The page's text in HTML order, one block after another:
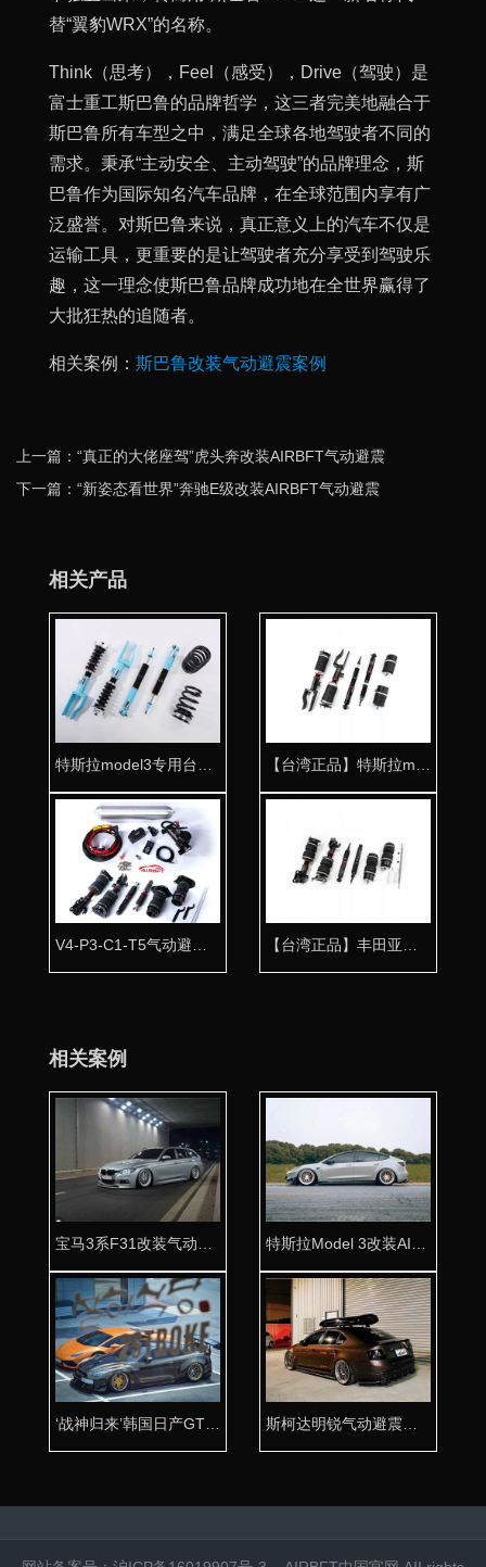
替“翼豹WRX”的名称。
Think（思考），Feel（感受），Drive（驾驶）是
富士重工斯巴鲁的品牌哲学，这三者完美地融合于
斯巴鲁所有车型之中，满足全球各地驾驶者不同的
需求。秉承“主动安全、主动驾驶”的品牌理念，斯
巴鲁作为国际知名汽车品牌，在全球范围内享有广
泛盛誉。对斯巴鲁来说，真正意义上的汽车不仅是
运输工具，更重要的是让驾驶者充分享受到驾驶乐
趣，这一理念使斯巴鲁品牌成功地在全世界赢得了
大批狂热的追随者。
相关案例： 斯巴鲁改装气动避震案例
上一篇：“真正的大佬座驾”虎头奔改装AIRBFT气动避震
下一篇：“新姿态看世界”奔驰E级改装AIRBFT气动避震
相关产品
相关案例